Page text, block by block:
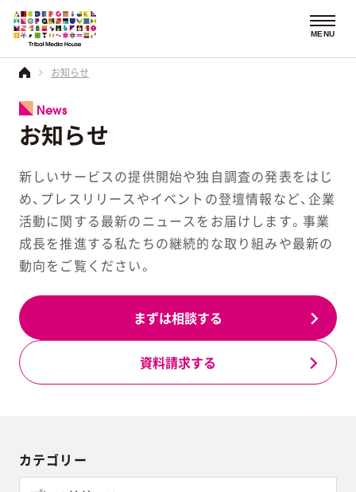
MENU
お知らせ
News
お知らせ
新しいサービスの提供開始や独自調査の発表をはじ
め、プレスリリースやイベントの登壇情報など、企業
活動に関する最新のニュースをお届けします。事業
成長を推進する私たちの継続的な取り組みや最新の
動向をご覧ください。
まずは相談する
資料請求する
カテゴリー